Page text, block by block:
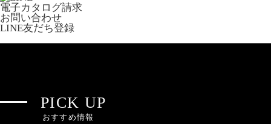
電子カタログ請求
お問い合わせ
LINE友だち登録
PICK UP
おすすめ情報